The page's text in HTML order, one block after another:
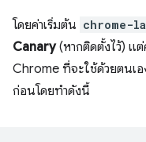
โดยค่าเริ่มต้น chrome-
Canary(หากติดตั้งไว้) แ
Chrome ที่จะใช้ด้วยตนเอ
ก่อนโดยทำดังนี้